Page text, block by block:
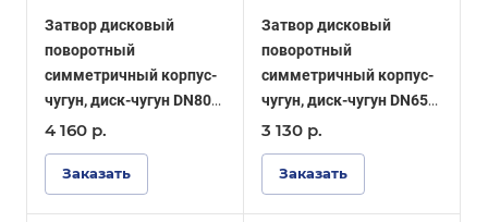
Затвор дисковый
поворотный
симметричный корпус-
чугун, диск-чугун DN80
PN16, уплотнение EPDM
- ОПТИМА
4 160 р.
Заказать
Затвор дисковый
поворотный
симметричный корпус-
чугун, диск-чугун DN65
PN16, уплотнение EPDM
- ОПТИМА
3 130 р.
Заказать